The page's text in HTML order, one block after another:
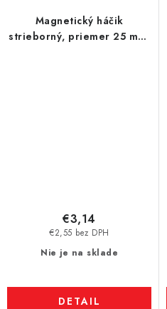
Magnetický háčik
strieborný, priemer 25 mm,
Nie je na sklade
€2,55 bez DPH
€3,14
DETAIL